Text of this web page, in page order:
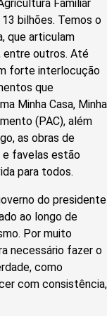
Familiar
bilhões. Temos o
que articulam
entre outros. Até
forte interlocução
que
Minha Casa, Minha
(PAC), além
as obras de
e favelas estão
para todos.
do presidente
ao longo de
Por muito
necessário fazer o
como
com consistência,